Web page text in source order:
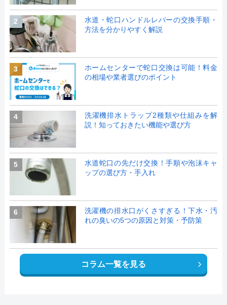
2
水道・蛇口ハンドルレバーの交換手順・
方法を分かりやすく解説
3
ホームセンターで蛇口交換は可能！料金
の相場や業者選びのポイント
4
洗濯機排水トラップ2種類や仕組みを解
説！知っておきたい機能や選び方
5
水道蛇口の先だけ交換！手順や泡沫キャ
ップの選び方・手入れ
6
洗濯機の排水口がくさすぎる！下水・汚
れの臭いの5つの原因と対策・予防策
コラム一覧を見る